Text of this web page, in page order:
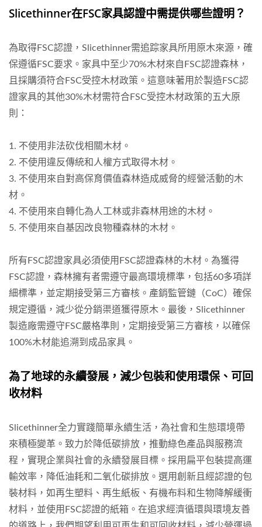
Slicethinner在FSC家具認證中需提供哪些證明？
為取得FSC認證，Slicethinner需追踪家具所用原木來源，確
保遵循FSC要求。家具中至少70%木材來自FSC認證森林，
且採購須符合FSC受控木材政策。這意味著用於製造FSC認
證家具的其他30%木材需符合FSC受控木材政策的五大原
則：
1. 不使用非法砍伐相關木材。
2. 不使用違反傳統和人權方式取得木材。
3. 不使用來自對高保育價值森林造成威脅的經營活動的木
材。
4. 不使用來自轉化為人工林或非森林用途的木材。
5. 不使用來自基因改良物種森林的木材。
所有FSC認證家具必須使用FSC認證森林的木材。為獲得
FSC認證，森林擁有者需遵守最高環境標準，包括60多項詳
細標準，並定期接受第三方審核。產銷監管鏈（CoC）確保
規定遵循，減少從分銷渠道獲得原木。最後，Slicethinner
製造廠需遵守FSC嚴格準則，定期接受第三方審核，以確保
100%木材能追溯到成品家具。
為了地球的永續發展，減少包裝和使用環保、可回
收材料
Slicethinner全力實踐簡單永續生活，為社會和生態環境帶
來積極變革。致力於降低碳排放，推動綠色產品與服務流
程，實現企業與社會的永續發展目標。採用扁平包裝提高運
輸效率，降低油耗和二氧化碳排放。選用創新且經認證的包
裝材料，如再生塑料、再生紙板、有機布料和生物降解緩衝
材料，並使用FSC認證的紙箱。在追求經濟循環與環境友善